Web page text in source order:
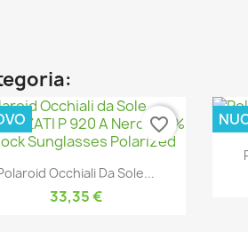
Anteprima
Occhiali Da Sole...
33,35 €
favorite_border